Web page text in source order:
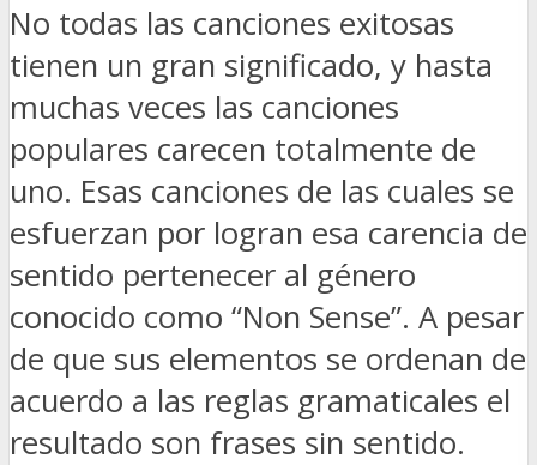
No todas las canciones exitosas
tienen un gran significado, y hasta
muchas veces las canciones
populares carecen totalmente de
uno. Esas canciones de las cuales se
esfuerzan por logran esa carencia de
sentido pertenecer al género
conocido como “Non Sense”. A pesar
de que sus elementos se ordenan de
acuerdo a las reglas gramaticales el
resultado son frases sin sentido.